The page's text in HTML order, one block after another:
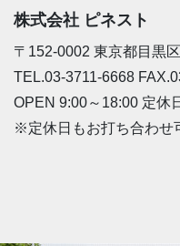
株式会社 ピネスト
〒152-0002 東京都目黒
TEL.03-3711-6668
OPEN 9:00～18:00 定休
※定休日もお打ち合わせ